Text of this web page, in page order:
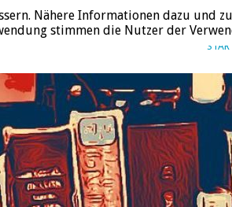
Nähere Informationen dazu und
stimmen die Nutzer der